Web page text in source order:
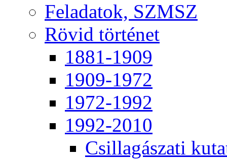
Fel­ada­tok, SZMSZ
Rö­vid tör­té­net
1881-1909
1909-1972
1972-1992
1992-2010
Csil­la­gá­sza­ti